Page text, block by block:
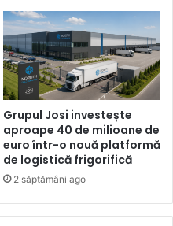
Grupul Josi investește
aproape 40 de milioane de
euro într-o nouă platformă
de logistică frigorifică
2 săptămâni ago